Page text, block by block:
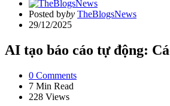
Posted byby TheBlogsNews
29/12/2025
AI tạo báo cáo tự động:
0 Comments
7 Min Read
228 Views